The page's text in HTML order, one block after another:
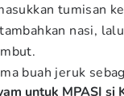
tumisan
nasi,
buah jeruk
untuk MPASI si